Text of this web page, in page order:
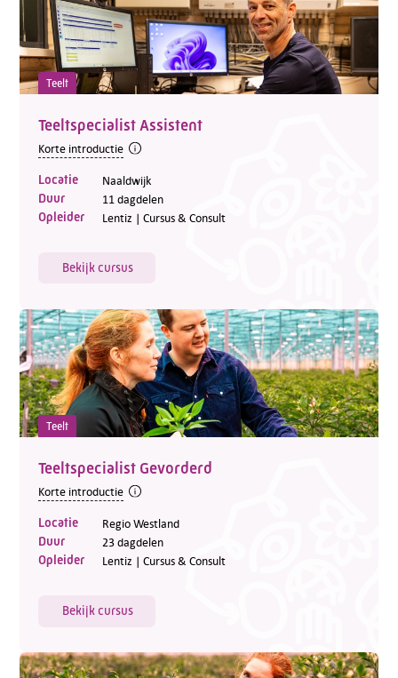
Teelt
Teeltspecialist Assistent
Korte introductie
Locatie Naaldwijk
Duur 11 dagdelen
Opleider Lentiz | Cursus & Consult
Bekijk cursus
Teelt
Teeltspecialist Gevorderd
Korte introductie
Locatie Regio Westland
Duur 23 dagdelen
Opleider Lentiz | Cursus & Consult
Bekijk cursus